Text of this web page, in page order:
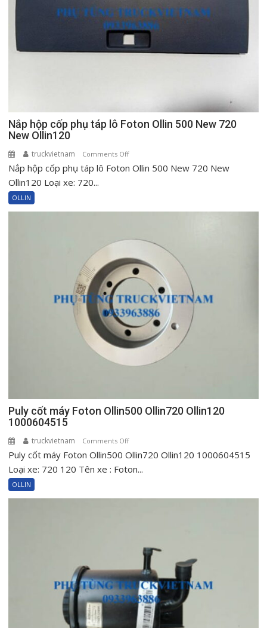
Nắp hộp cốp phụ táp lô Foton Ollin 500 New 720
New Ollin120
truckvietnam Comments Offon
Nắp
Ollin
500
720
New
Ollin120
Nắp hộp cốp phụ táp lô Foton Ollin 500 New 720 New
Ollin120 Loại xe: 720...
OLLIN
Puly cốt máy Foton Ollin500 Ollin720 Ollin120
1000604515
truckvietnam Comments Offon
Puly
cốt
Puly cốt máy Foton Ollin500 Ollin720 Ollin120 1000604515
Loại xe: 720 120 Tên xe : Foton...
OLLIN